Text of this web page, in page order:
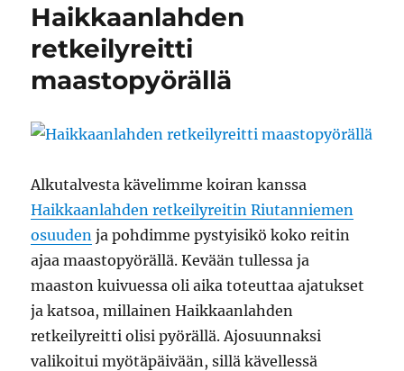
Haikkaanlahden
retkeilyreitti
maastopyörällä
Alkutalvesta kävelimme koiran kanssa
Haikkaanlahden retkeilyreitin Riutanniemen
osuuden ja pohdimme pystyisikö koko reitin
ajaa maastopyörällä. Kevään tullessa ja
maaston kuivuessa oli aika toteuttaa ajatukset
ja katsoa, millainen Haikkaanlahden
retkeilyreitti olisi pyörällä. Ajosuunnaksi
valikoitui myötäpäivään, sillä kävellessä